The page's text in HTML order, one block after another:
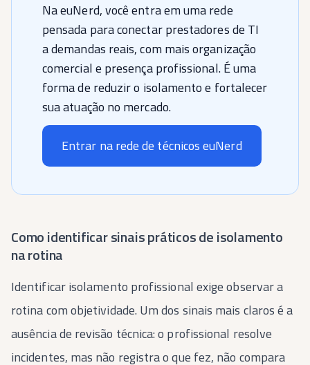
Na euNerd, você entra em uma rede
pensada para conectar prestadores de TI
a demandas reais, com mais organização
comercial e presença profissional. É uma
forma de reduzir o isolamento e fortalecer
sua atuação no mercado.
Entrar na rede de técnicos euNerd
Como identificar sinais práticos de isolamento
na rotina
Identificar isolamento profissional exige observar a
rotina com objetividade. Um dos sinais mais claros é a
ausência de revisão técnica: o profissional resolve
incidentes, mas não registra o que fez, não compara